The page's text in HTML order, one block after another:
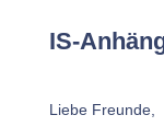
IS-
Liebe Freunde,